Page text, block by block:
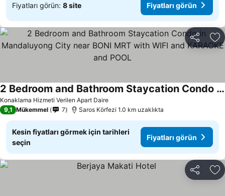
Fiyatları görün: 8 site Fiyatları görün
Paylaş
Konaklama Hizmeti Verilen Apart Daire
2 Bedroom and Bathroom Staycation Condo in Mandaluyong City near BONI MRT with WIFI and KARAOKE and POOL
9,1 Mükemmel 7 Saros Körfezi 1.0 km uzaklıkta
Kesin fiyatları görmek için tarihleri
seçin
Fiyatları görün
Paylaş